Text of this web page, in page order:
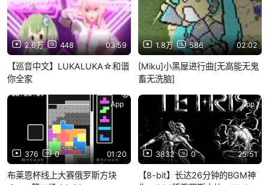
2.6万 448 03:59
【巡音中文】LUKALUKA☆和谐
你全家
1.8万 586 02:02
[Miku]小黑屋进行曲[无高能无鬼
畜无洗脑]
376 0 01:20
App
布莱恩杯线上大赛俄罗斯方块
3832 0 25:51
App
【8-bit】长达26分钟的BGM神